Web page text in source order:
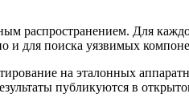
распространением. Для
и для поиска уязвимых
на эталонных
публикуются в